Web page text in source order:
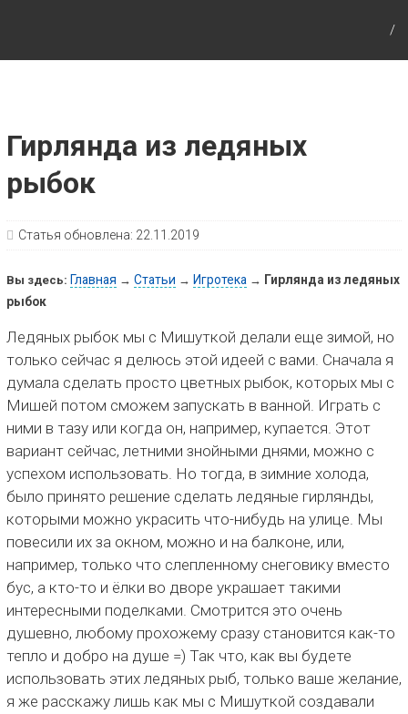
Гирлянда из ледяных
рыбок
Статья обновлена: 22.11.2019
Вы здесь: Главная → Статьи → Игротека→ Гирлянда из ледяных
рыбок
Ледяных рыбок мы с Мишуткой делали еще зимой, но
только сейчас я делюсь этой идеей с вами. Сначала я
думала сделать просто цветных рыбок, которых мы с
Мишей потом сможем запускать в ванной. Играть с
ними в тазу или когда он, например, купается. Этот
вариант сейчас, летними знойными днями, можно с
успехом использовать. Но тогда, в зимние холода,
было принято решение сделать ледяные гирлянды,
которыми можно украсить что-нибудь на улице. Мы
повесили их за окном, можно и на балконе, или,
например, только что слепленному снеговику вместо
бус, а кто-то и ёлки во дворе украшает такими
интересными поделками. Смотрится это очень
душевно, любому прохожему сразу становится как-то
тепло и добро на душе =) Так что, как вы будете
использовать этих ледяных рыб, только ваше желание,
я же расскажу лишь как мы с Мишуткой создавали